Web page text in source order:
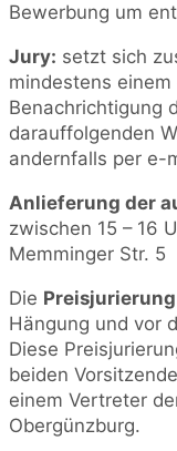
Bewerbung um
Jury: setzt sich
mindestens
Benachrichtigung
darauffolgenden
andernfalls per e-
Anlieferung der
zwischen 15 – 16
Memminger Str. 5
Die Preisjurierung
Hängung und vor
Diese
beiden
einem Vertreter
Obergünzburg.